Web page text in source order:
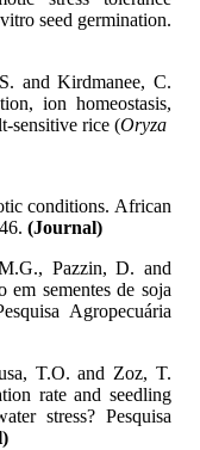
seed germination.
and Kirdmanee, C.
ion homeostasis,
sensitive rice (Oryza
conditions. African
(Journal)
Pazzin, D. and
sementes de soja
Agropecuária
T.O. and Zoz, T.
rate and seedling
stress? Pesquisa